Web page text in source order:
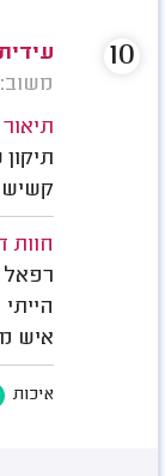
משוב: 16/09/2025
חוות
רפאל
איש
איכות
10